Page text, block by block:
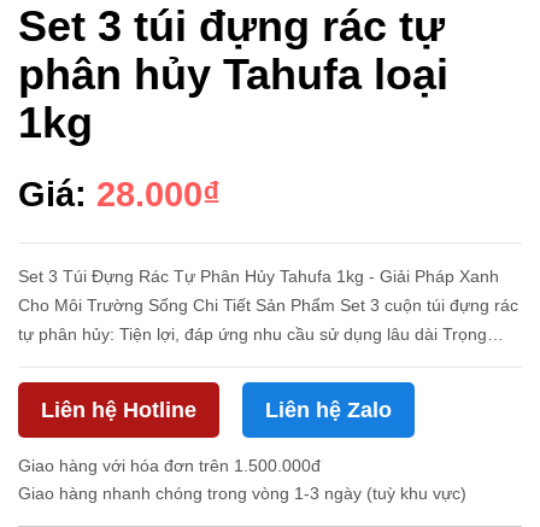
Set 3 túi đựng rác tự
phân hủy Tahufa loại
1kg
Giá: 28.000₫
Set 3 Túi Đựng Rác Tự Phân Hủy Tahufa 1kg - Giải Pháp Xanh
Cho Môi Trường Sống Chi Tiết Sản Phẩm Set 3 cuộn túi đựng rác
tự phân hủy: Tiện lợi, đáp ứng nhu cầu sử dụng lâu dài Trọng
t...
Liên hệ Hotline Liên hệ Zalo
Giao hàng với hóa đơn trên 1.500.000đ
Giao hàng nhanh chóng trong vòng 1-3 ngày (tuỳ khu vực)